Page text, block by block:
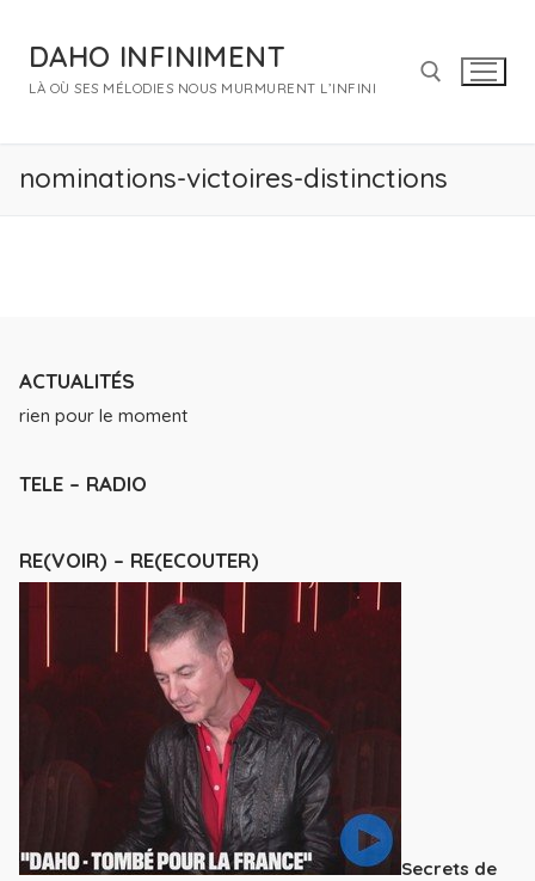
contenuDAHO INFINIMENT
LÀ OÙ SES MÉLODIES NOUS MURMURENT L’INFINI
Rechercher :
nominations-victoires-distinctions
ACTUALITÉS
rien pour le moment
TELE – RADIO
RE(VOIR) – RE(ECOUTER)
Secrets de